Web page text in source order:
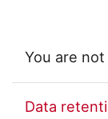
You are
Data